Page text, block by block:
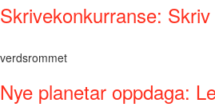
Skrivekonkurranse:
verdsrommet
Nye planetar oppdaga: